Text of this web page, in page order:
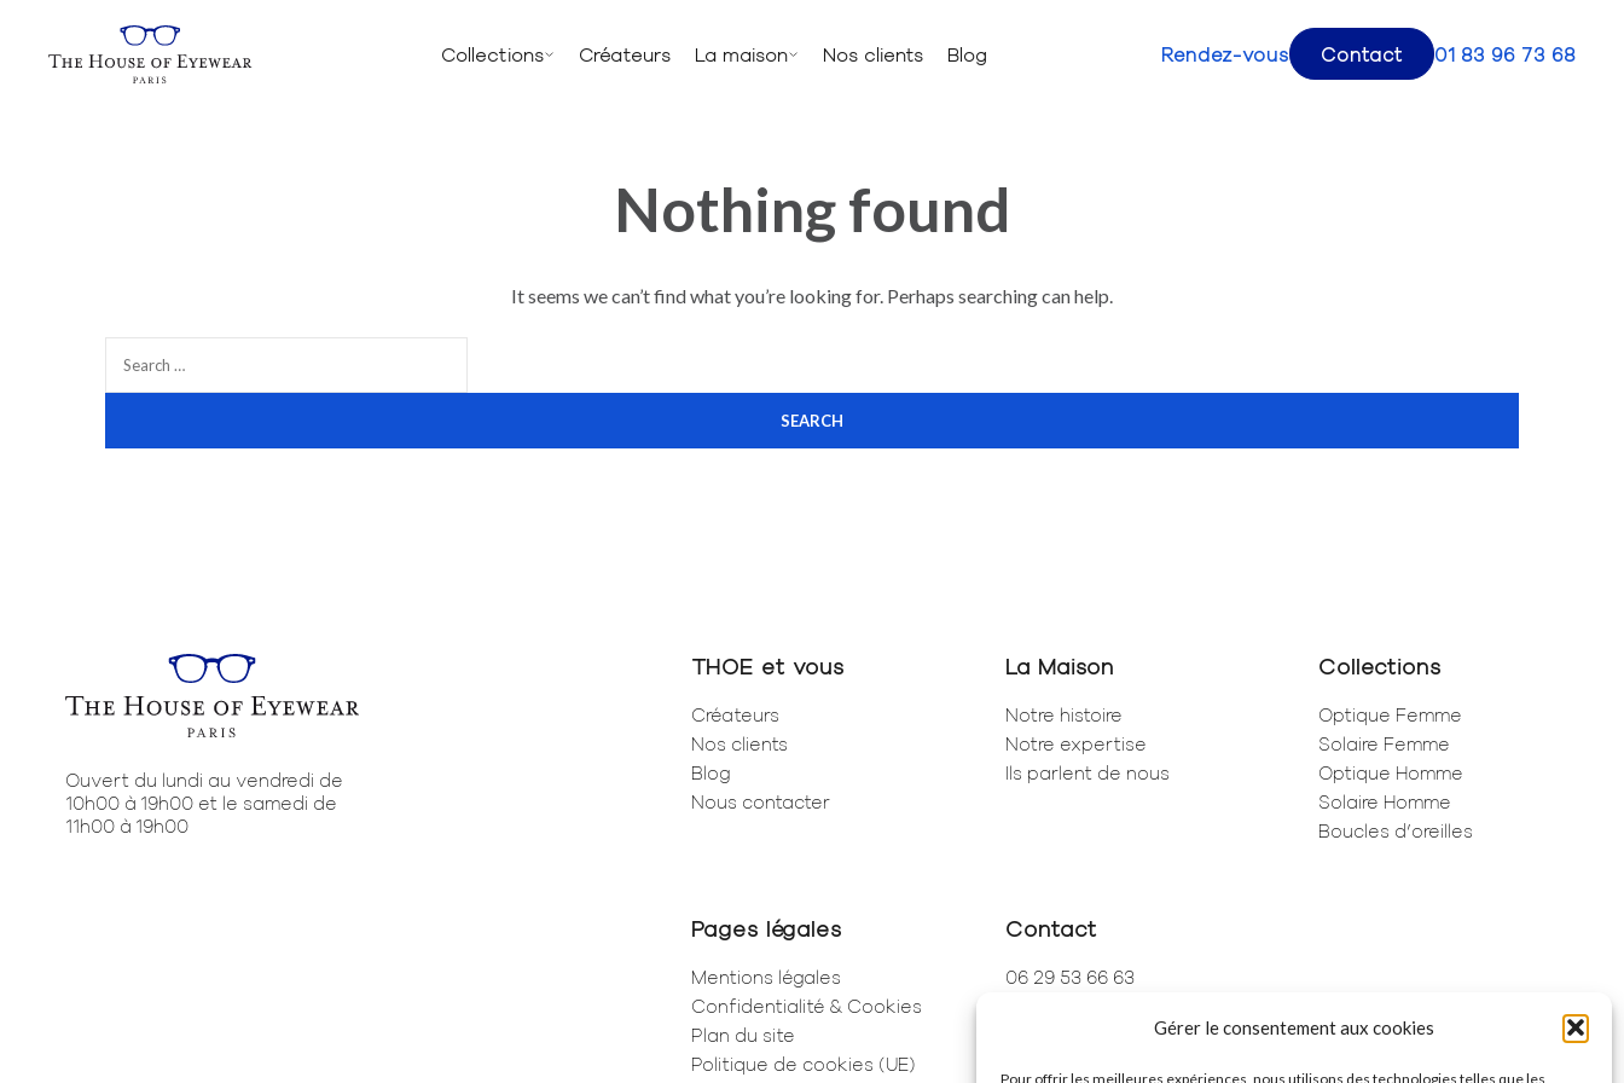
Gérer le consentement aux cookies
Pour offrir les meilleures expériences, nous utilisons des technologies telles que les
Collections Créateurs La maison Nos clients Blog Rendez-vous Contact 01 83 96 73 68
Nothing found
It seems we can’t find what you’re looking for. Perhaps searching can help.
Ouvert du lundi au vendredi de
10h00 à 19h00 et le samedi de
11h00 à 19h00
THOE et vous
Créateurs
Nos clients
Blog
Nous contacter
La Maison
Notre histoire
Notre expertise
Ils parlent de nous
Collections
Optique Femme
Solaire Femme
Optique Homme
Solaire Homme
Boucles d’oreilles
Pages légales
Mentions légales
Confidentialité & Cookies
Plan du site
Politique de cookies (UE)
Contact
06 29 53 66 63
250 Rue de Rivoli